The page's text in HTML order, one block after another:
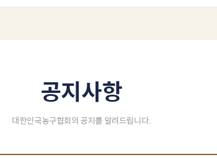
공지사항
대한민국농구협회의 공지를 알려드립니다.